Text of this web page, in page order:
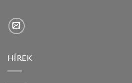
HÍREK